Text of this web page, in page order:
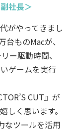
社長＞
がやってきまし
ものMacが、
ー駆動時間、
ゲームを実行
CUT』が
しく思います。
なツールを活用